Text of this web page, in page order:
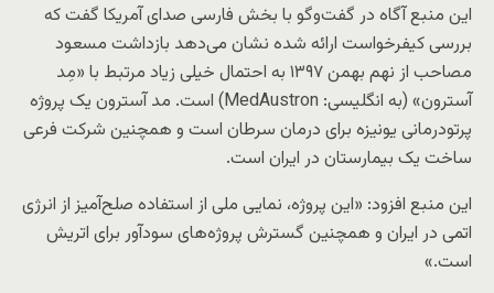
این منبع آگاه در گفت‌وگو با بخش فارسی صدای آمریکا گفت که
بررسی کیفرخواست ارائه شده نشان می‌دهد بازداشت مسعود
مصاحب از نهم بهمن ۱۳۹۷ به احتمال خیلی زیاد مرتبط با «مِد
آسترون» (به انگلیسی: MedAustron) است. مد آسترون یک پروژه
پرتودرمانی یونیزه برای درمان سرطان است و همچنین شرکت فرعی
ساخت یک بیمارستان در ایران است.
این منبع افزود: «این پروژه، نمایی ملی از استفاده صلح‌آمیز از انرژی
اتمی در ایران و همچنین گسترش پروژه‌های سودآور برای اتریش
است.»